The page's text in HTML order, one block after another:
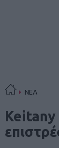
ΝΕΑ
Keitany